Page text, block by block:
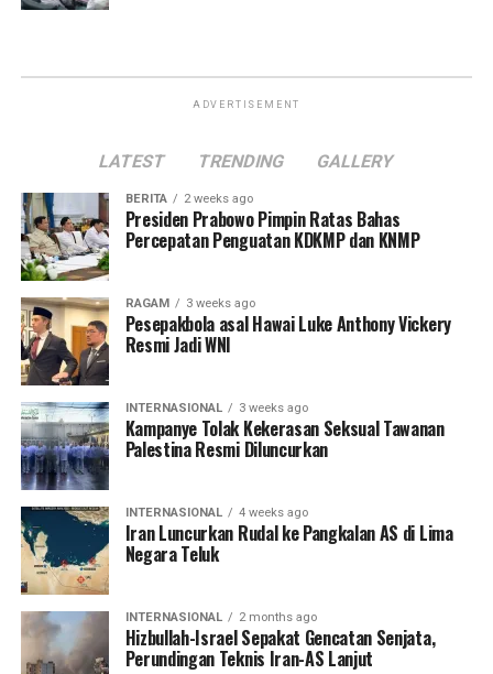
ADVERTISEMENT
LATEST TRENDING GALLERY
BERITA 2 weeks ago
Presiden Prabowo Pimpin Ratas Bahas
Percepatan Penguatan KDKMP dan KNMP
RAGAM 3 weeks ago
Pesepakbola asal Hawai Luke Anthony Vickery
Resmi Jadi WNI
INTERNASIONAL 3 weeks ago
Kampanye Tolak Kekerasan Seksual Tawanan
Palestina Resmi Diluncurkan
INTERNASIONAL 4 weeks ago
Iran Luncurkan Rudal ke Pangkalan AS di Lima
Negara Teluk
INTERNASIONAL 2 months ago
Hizbullah-Israel Sepakat Gencatan Senjata,
Perundingan Teknis Iran-AS Lanjut